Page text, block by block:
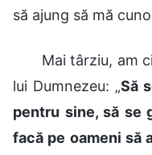
să ajung să mă
Mai târziu, am
lui Dumnezeu: „Să
pentru sine, să se
facă pe oameni să